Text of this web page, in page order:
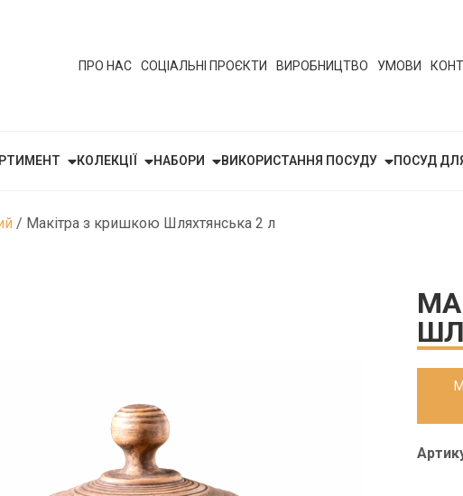
ПРО НАС СОЦІАЛЬНІ ПРОЄКТИ ВИРОБНИЦТВО УМОВИ
КОЛЕКЦІЇ НАБОРИ ВИКОРИСТАННЯ ПОСУДУ ПОСУД
/ Макітра з кришкою Шляхтянська 2 л